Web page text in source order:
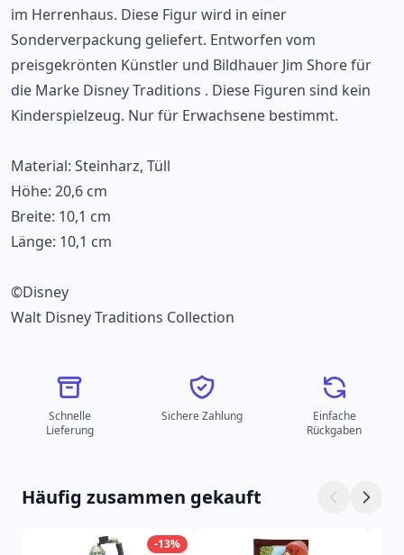
im Herrenhaus. Diese Figur wird in einer
Sonderverpackung geliefert. Entworfen vom
preisgekrönten Künstler und Bildhauer Jim Shore für
die Marke Disney Traditions . Diese Figuren sind kein
Kinderspielzeug. Nur für Erwachsene bestimmt.
Material: Steinharz, Tüll
Höhe: 20,6 cm
Breite: 10,1 cm
Länge: 10,1 cm
©Disney
Walt Disney Traditions Collection
Schnelle
Lieferung
Sichere Zahlung
Einfache
Rückgaben
Häufig zusammen gekauft
-13%